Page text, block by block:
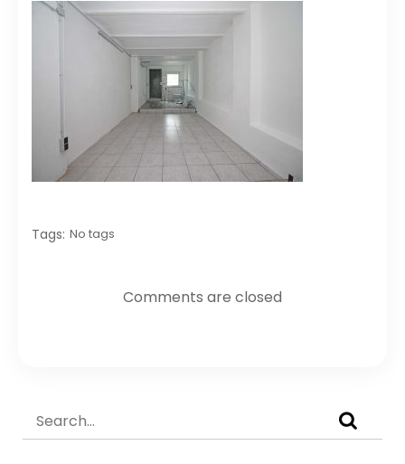
Tags: No tags
Comments are closed